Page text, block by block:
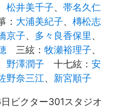
松井美千子
帯名久仁
： 大浦美紀子
槫松志
京子 多々良香保里
三絃 ： 牧瀬裕理子
野澤潤子 十七絃 ： 安
野奈三江
新宮順子
ビクター301スタジオ